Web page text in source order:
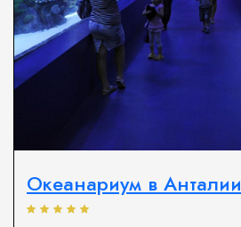
Океанариум в Анталии